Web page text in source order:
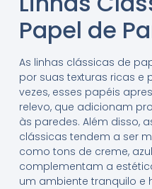
Papel de
As linhas clássicas de
por suas texturas ricas e
vezes, esses papéis
relevo, que adicionam
às paredes. Além disso,
clássicas tendem a ser
como tons de creme,
complementam a
um ambiente tranquilo e